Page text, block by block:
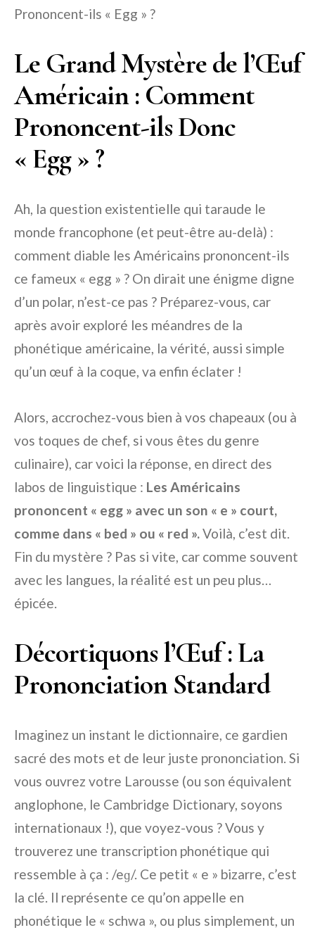
Prononcent-ils « Egg » ?
Le Grand Mystère de l’Œuf
Américain : Comment
Prononcent-ils Donc
« Egg » ?
Ah, la question existentielle qui taraude le
monde francophone (et peut-être au-delà) :
comment diable les Américains prononcent-ils
ce fameux « egg » ? On dirait une énigme digne
d’un polar, n’est-ce pas ? Préparez-vous, car
après avoir exploré les méandres de la
phonétique américaine, la vérité, aussi simple
qu’un œuf à la coque, va enfin éclater !
Alors, accrochez-vous bien à vos chapeaux (ou à
vos toques de chef, si vous êtes du genre
culinaire), car voici la réponse, en direct des
labos de linguistique : Les Américains
prononcent « egg » avec un son « e » court,
comme dans « bed » ou « red ».Voilà, c’est dit.
Fin du mystère ? Pas si vite, car comme souvent
avec les langues, la réalité est un peu plus…
épicée.
Décortiquons l’Œuf : La
Prononciation Standard
Imaginez un instant le dictionnaire, ce gardien
sacré des mots et de leur juste prononciation. Si
vous ouvrez votre Larousse (ou son équivalent
anglophone, le Cambridge Dictionary, soyons
internationaux !), que voyez-vous ? Vous y
trouverez une transcription phonétique qui
ressemble à ça : /eɡ/. Ce petit « e » bizarre, c’est
la clé. Il représente ce qu’on appelle en
phonétique le « schwa », ou plus simplement, un